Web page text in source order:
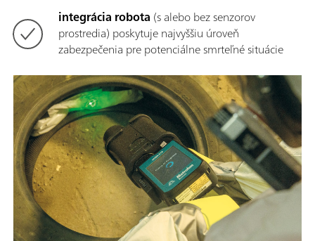
integrácia robota (s alebo bez senzorov
prostredia) poskytuje najvyššiu úroveň
zabezpečenia pre potenciálne smrteľné situácie